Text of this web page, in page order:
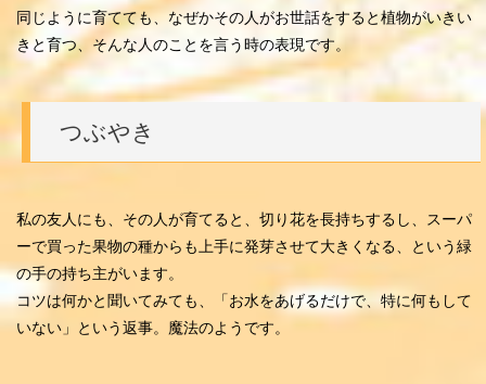
同じように育てても、なぜかその人がお世話をすると植物がいきい
きと育つ、そんな人のことを言う時の表現です。
つぶやき
私の友人にも、その人が育てると、切り花を長持ちするし、スーパ
ーで買った果物の種からも上手に発芽させて大きくなる、という緑
の手の持ち主がいます。
コツは何かと聞いてみても、「お水をあげるだけで、特に何もして
いない」という返事。魔法のようです。